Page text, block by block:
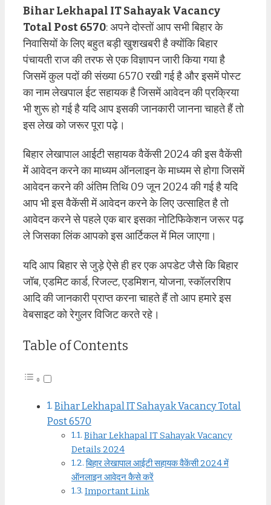
Bihar Lekhapal IT Sahayak Vacancy
Total Post 6570: अपने दोस्तों आप सभी बिहार के
निवासियों के लिए बहुत बड़ी खुशखबरी है क्योंकि बिहार
पंचायती राज की तरफ से एक विज्ञापन जारी किया गया है
जिसमें कुल पदों की संख्या 6570 रखी गई है और इसमें पोस्ट
का नाम लेखपाल ईट सहायक है जिसमें आवेदन की प्रक्रिया
भी शुरू हो गई है यदि आप इसकी जानकारी जानना चाहते हैं तो
इस लेख को जरूर पूरा पढ़े।
बिहार लेखापाल आईटी सहायक वैकेंसी 2024 की इस वैकेंसी
में आवेदन करने का माध्यम ऑनलाइन के माध्यम से होगा जिसमें
आवेदन करने की अंतिम तिथि 09 जून 2024 की गई है यदि
आप भी इस वैकेंसी में आवेदन करने के लिए उत्साहित है तो
आवेदन करने से पहले एक बार इसका नोटिफिकेशन जरूर पढ़
ले जिसका लिंक आपको इस आर्टिकल में मिल जाएगा।
यदि आप बिहार से जुड़े ऐसे ही हर एक अपडेट जैसे कि बिहार
जॉब, एडमिट कार्ड, रिजल्ट, एडमिशन, योजना, स्कॉलरशिप
आदि की जानकारी प्राप्त करना चाहते हैं तो आप हमारे इस
वेबसाइट को रेगुलर विजिट करते रहे।
Table of Contents
Bihar Lekhapal IT Sahayak Vacancy Total
Post 6570
Bihar Lekhapal IT Sahayak Vacancy
Details 2024
बिहार लेखापाल आईटी सहायक वैकेंसी 2024 में
ऑनलाइन आवेदन कैसे करें
Important Link